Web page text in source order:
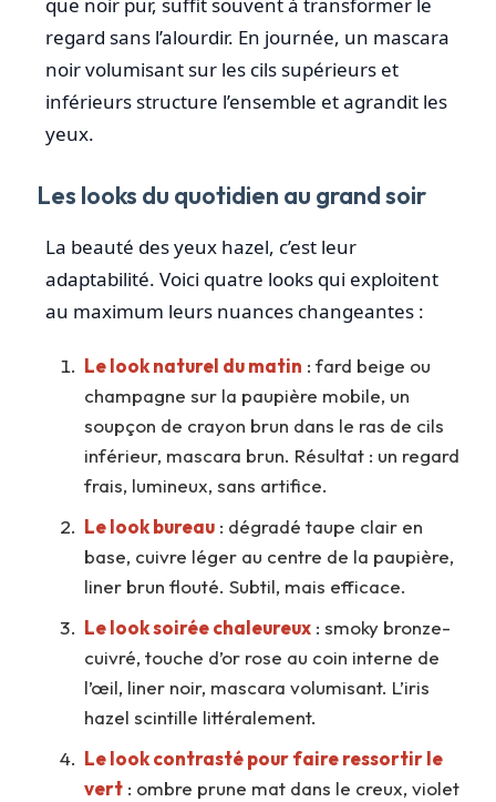
que noir pur, suffit souvent à transformer le
regard sans l’alourdir. En journée, un mascara
noir volumisant sur les cils supérieurs et
inférieurs structure l’ensemble et agrandit les
yeux.
Les looks du quotidien au grand soir
La beauté des yeux hazel, c’est leur
adaptabilité. Voici quatre looks qui exploitent
au maximum leurs nuances changeantes :
Le look naturel du matin : fard beige ou
champagne sur la paupière mobile, un
soupçon de crayon brun dans le ras de cils
inférieur, mascara brun. Résultat : un regard
frais, lumineux, sans artifice.
Le look bureau : dégradé taupe clair en
base, cuivre léger au centre de la paupière,
liner brun flouté. Subtil, mais efficace.
Le look soirée chaleureux : smoky bronze-
cuivré, touche d’or rose au coin interne de
l’œil, liner noir, mascara volumisant. L’iris
hazel scintille littéralement.
Le look contrasté pour faire ressortir le
vert : ombre prune mat dans le creux, violet